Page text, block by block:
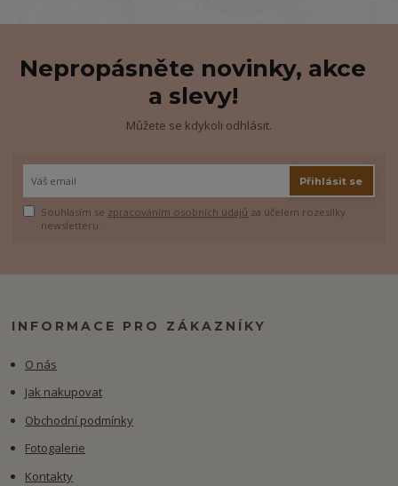
Nepropásněte novinky, akce
a slevy!
Můžete se kdykoli odhlásit.
Přihlásit se
Souhlasím se zpracováním osobních údajů za účelem rozesílky
newsletteru.
INFORMACE PRO ZÁKAZNÍKY
O nás
Jak nakupovat
Obchodní podmínky
Fotogalerie
Kontakty